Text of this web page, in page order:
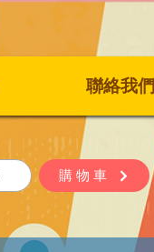
聯絡我們
購物車